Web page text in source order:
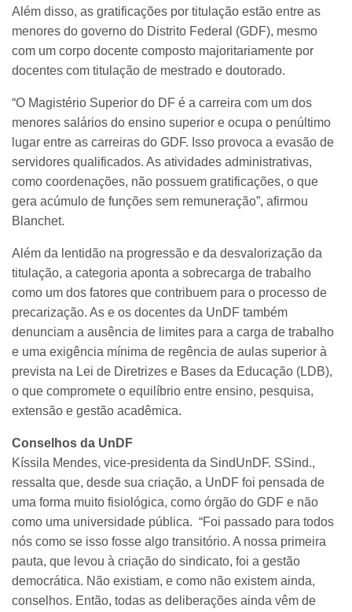
Além disso, as gratificações por titulação estão entre as
menores do governo do Distrito Federal (GDF), mesmo
com um corpo docente composto majoritariamente por
docentes com titulação de mestrado e doutorado.
“O Magistério Superior do DF é a carreira com um dos
menores salários do ensino superior e ocupa o penúltimo
lugar entre as carreiras do GDF. Isso provoca a evasão de
servidores qualificados. As atividades administrativas,
como coordenações, não possuem gratificações, o que
gera acúmulo de funções sem remuneração”, afirmou
Blanchet.
Além da lentidão na progressão e da desvalorização da
titulação, a categoria aponta a sobrecarga de trabalho
como um dos fatores que contribuem para o processo de
precarização. As e os docentes da UnDF também
denunciam a ausência de limites para a carga de trabalho
e uma exigência mínima de regência de aulas superior à
prevista na Lei de Diretrizes e Bases da Educação (LDB),
o que compromete o equilíbrio entre ensino, pesquisa,
extensão e gestão acadêmica.
Conselhos da UnDF
Kíssila Mendes, vice-presidenta da SindUnDF. SSind.,
ressalta que, desde sua criação, a UnDF foi pensada de
uma forma muito fisiológica, como órgão do GDF e não
como uma universidade pública. “Foi passado para todos
nós como se isso fosse algo transitório. A nossa primeira
pauta, que levou à criação do sindicato, foi a gestão
democrática. Não existiam, e como não existem ainda,
conselhos. Então, todas as deliberações ainda vêm de